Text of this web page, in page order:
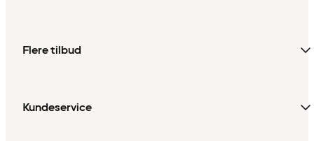
Flere tilbud
Kundeservice